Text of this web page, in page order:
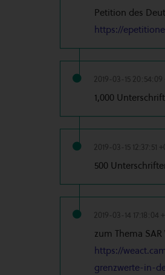
Petition des
https://
2019-03-15 20:54:09
1,000
2019-03-15 12:37:51
500
2019-03-14 17:18:04
zum Thema SAR
https://
grenzwerte-in-